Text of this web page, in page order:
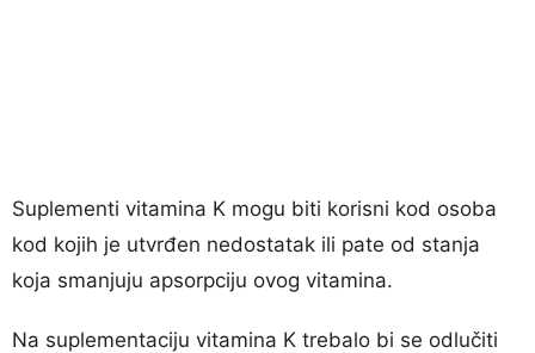
Suplementi vitamina K mogu biti korisni kod osoba
kod kojih je utvrđen nedostatak ili pate od stanja
koja smanjuju apsorpciju ovog vitamina.
Na suplementaciju vitamina K trebalo bi se odlučiti